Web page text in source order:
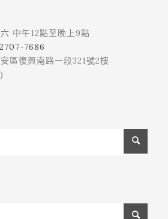
中午12點至晚上9點
7686
區復興南路一段321號2樓